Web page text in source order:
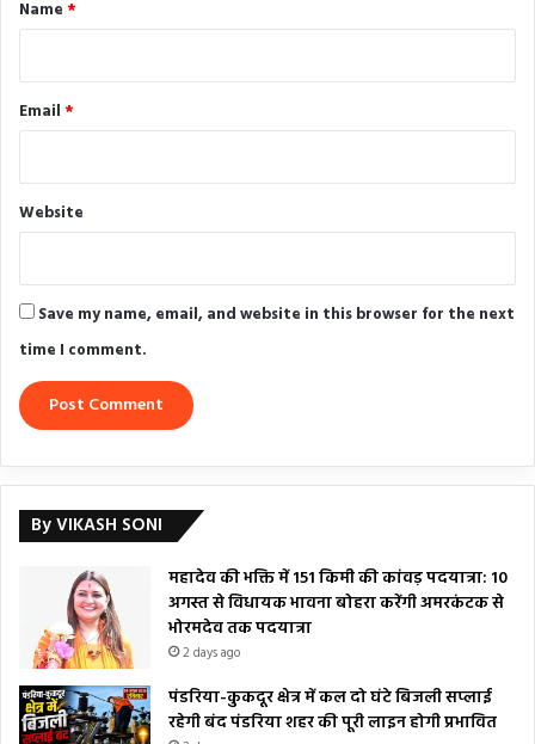
Name *
Email *
Website
Save my name, email, and website in this browser for the next
time I comment.
By VIKASH SONI
महादेव की भक्ति में 151 किमी की कांवड़ पदयात्रा: 10
अगस्त से विधायक भावना बोहरा करेंगी अमरकंटक से
भोरमदेव तक पदयात्रा
2 days ago
पंडरिया-कुकदूर क्षेत्र में कल दो घंटे बिजली सप्लाई
रहेगी बंद पंडरिया शहर की पूरी लाइन होगी प्रभावित